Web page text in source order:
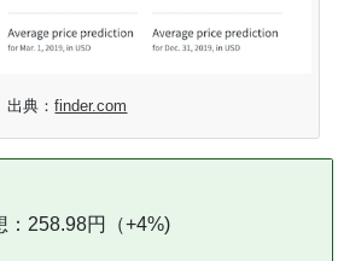
出典：finder.com
：258.98円（+4%)